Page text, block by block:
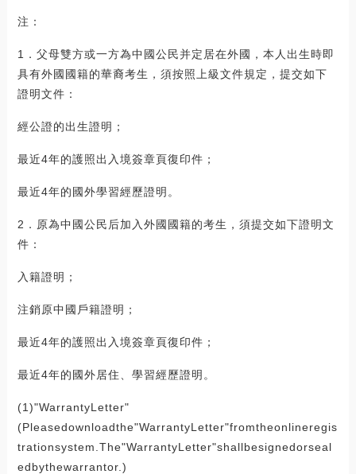
注：
1．父母雙方或一方為中國公民并定居在外國，本人出生時即
具有外國國籍的華裔考生，須按照上級文件規定，提交如下
證明文件：
經公證的出生證明；
最近4年的護照出入境簽章頁復印件；
最近4年的國外學習經歷證明。
2．原為中國公民后加入外國國籍的考生，須提交如下證明文
件：
入籍證明；
注銷原中國戶籍證明；
最近4年的護照出入境簽章頁復印件；
最近4年的國外居住、學習經歷證明。
(1)"WarrantyLetter"
(Pleasedownloadthe"WarrantyLetter"fromtheonlineregis
trationsystem.The"WarrantyLetter"shallbesignedorseal
edbythewarrantor.)